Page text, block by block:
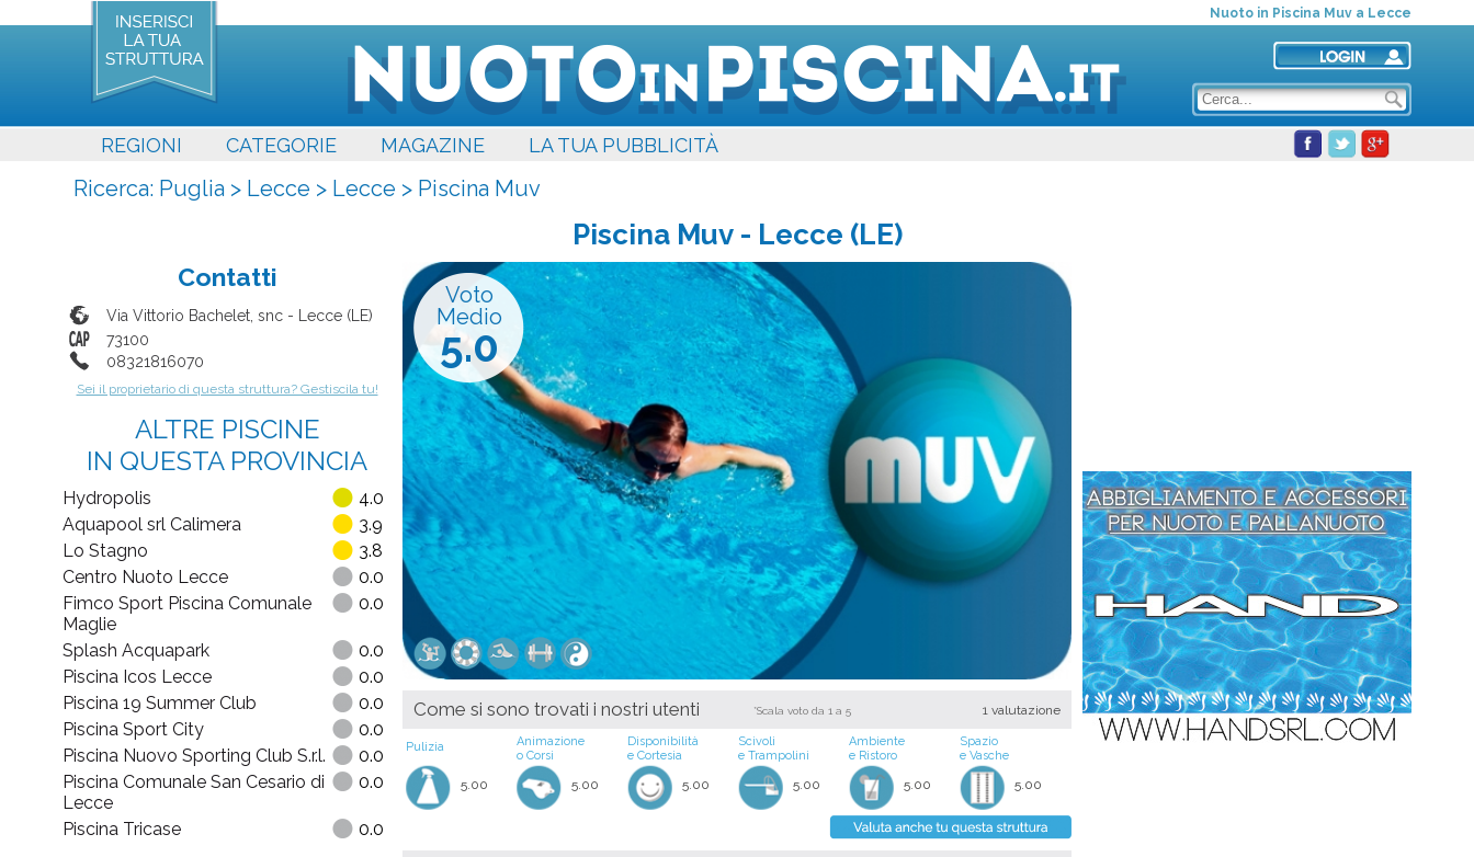
Nuoto in Piscina Muv a Lecce
REGIONI CATEGORIE MAGAZINE LA TUA PUBBLICITÀ
Ricerca: Puglia > Lecce > Lecce > Piscina Muv
Piscina Muv- Lecce (LE)
Voto
Medio
5.0
Come si sono trovati i nostri utenti *Scala voto da 1 a 5 1 valutazione
Pulizia
5.00
Animazione
o Corsi
5.00
Disponibilità
e Cortesia
5.00
Scivoli
e Trampolini
5.00
Ambiente
e Ristoro
5.00
Spazio
e Vasche
5.00
Contatti
Via Vittorio Bachelet, snc - Lecce ( LE)
73100
08321816070
Sei il proprietario di questa struttura? Gestiscila tu!
ALTRE PISCINE
IN QUESTA PROVINCIA
Hydropolis
4.0
Aquapool srl Calimera
3.9
Lo Stagno
3.8
Centro Nuoto Lecce
0.0
Fimco Sport Piscina Comunale
Maglie
0.0
Splash Acquapark
0.0
Piscina Icos Lecce
0.0
Piscina 19 Summer Club
0.0
Piscina Sport City
0.0
Piscina Nuovo Sporting Club S.r.l.
0.0
Piscina Comunale San Cesario di
Lecce
0.0
Piscina Tricase 0.0